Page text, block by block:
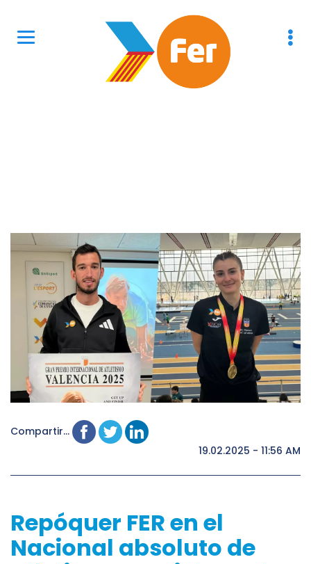
Compartir...
19.02.2025 - 11:56 AM
Repóquer FER en el
Nacional absoluto de